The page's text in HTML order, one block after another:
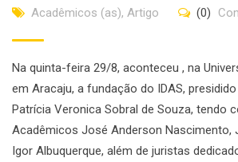
Acadêmicos (as), Artigo (0)
Na quinta-feira 29/8, aconteceu , na
em Aracaju, a fundação do IDAS,
Patrícia Veronica Sobral de Souza, tendo
Acadêmicos José Anderson Nascimento,
Igor Albuquerque, além de juristas